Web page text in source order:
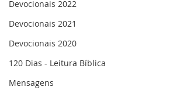
Devocionais 2022
Devocionais 2021
Devocionais 2020
120 Dias - Leitura Bíblica
Mensagens